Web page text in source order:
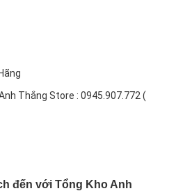
Thắng Store : 0945.907.772 (
đến với Tổng Kho Anh